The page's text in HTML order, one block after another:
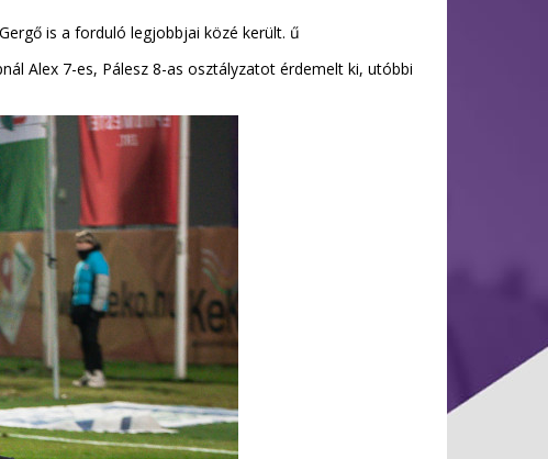
is a forduló legjobbjai közé került. ű
Alex 7-es, Pálesz 8-as osztályzatot érdemelt ki, utóbbi